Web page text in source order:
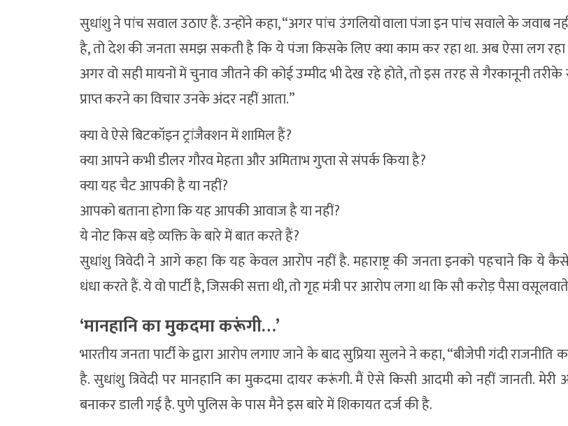
सुधांशु ने पांच सवाल उठाए हैं. उन्होंने कहा, “अगर पांच उंगलियों वाला पंजा इन पांच सवाले के जवाब
है, तो देश की जनता समझ सकती है कि ये पंजा किसके लिए क्या काम कर रहा था. अब ऐसा लग
अगर वो सही मायनों में चुनाव जीतने की कोई उम्मीद भी देख रहे होते, तो इस तरह से गैरकानूनी
प्राप्त करने का विचार उनके अंदर नहीं आता.”
क्या वे ऐसे बिटकॉइन ट्रांजैक्शन में शामिल हैं?
क्या आपने कभी डीलर गौरव मेहता और अमिताभ गुप्ता से संपर्क किया है?
क्या यह चैट आपकी है या नहीं?
आपको बताना होगा कि यह आपकी आवाज है या नहीं?
ये नोट किस बड़े व्यक्ति के बारे में बात करते हैं?
सुधांशु त्रिवेदी ने आगे कहा कि यह केवल आरोप नहीं है. महाराष्ट्र की जनता इनको पहचाने कि ये
धंधा करते हैं. ये वो पार्टी है, जिसकी सत्ता थी, तो गृह मंत्री पर आरोप लगा था कि सौ करोड़ पैसा
‘मानहानि का मुकदमा करूंगी…’
भारतीय जनता पार्टी के द्वारा आरोप लगाए जाने के बाद सुप्रिया सुलने ने कहा, “बीजेपी गंदी राजनीति
है. सुधांशु त्रिवेदी पर मानहानि का मुकदमा दायर करूंगी. मैं ऐसे किसी आदमी को नहीं जानती. मेरी
बनाकर डाली गई है. पुणे पुलिस के पास मैने इस बारे में शिकायत दर्ज की है.